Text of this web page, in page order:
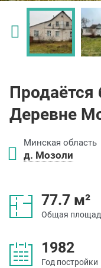
Деревне
Минская область
д. Мозоли
77.7 м²
Общая
1982
Год постройки